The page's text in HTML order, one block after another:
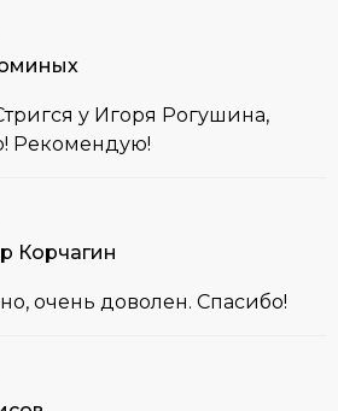
у Игоря Рогушина,
Рекомендую!
Корчагин
очень доволен. Спасибо!